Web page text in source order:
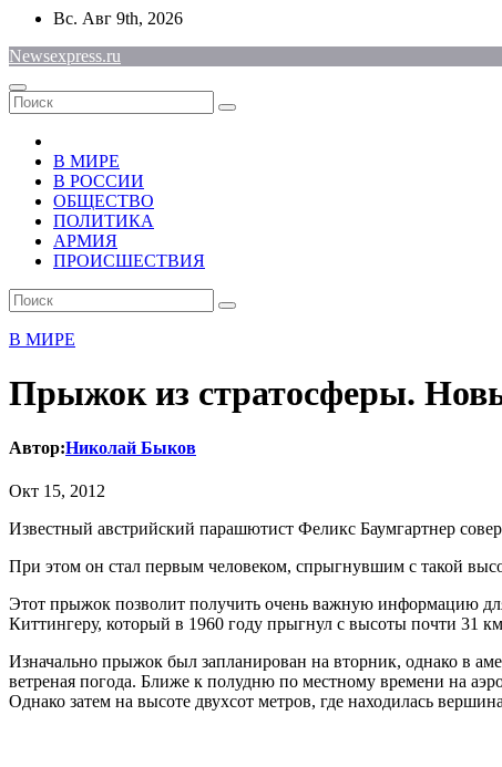
Перейти
содержимому
Вс. Авг 9th, 2026
Newsexpress.ru
В МИРЕ
В РОССИИ
ОБЩЕСТВО
ПОЛИТИКА
АРМИЯ
ПРОИСШЕСТВИЯ
В МИРЕ
Прыжок из стратосферы.
Автор:Николай Быков
Окт 15, 2012
Известный австрийский парашютист Феликс Баумгартнер
При этом он стал первым человеком, спрыгнувшим с такой
Этот прыжок позволит получить очень важную информацию
Киттингеру, который в 1960 году прыгнул с высоты почти 31
Изначально прыжок был запланирован на вторник, однако в
ветреная погода. Ближе к полудню по местному времени на
Однако затем на высоте двухсот метров, где находилась